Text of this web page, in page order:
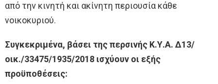
από την κινητή και ακίνητη περιουσία κάθε
νοικοκυριού.
Συγκεκριμένα, βάσει της περσινής Κ.Υ.Α. Δ13/
οικ./33475/1935/2018 ισχύουν οι εξής
προϋποθέσεις: